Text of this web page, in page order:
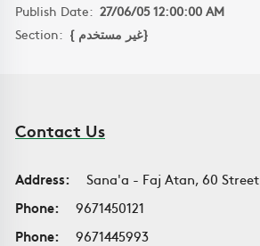
Publish Date: 27/06/05 12:00:00 AM
Section:
{ غير مستخدم}
Contact Us
Address:
Sana'a - Faj Atan, 60 Street
Phone:
9671450121
Phone:
9671445993